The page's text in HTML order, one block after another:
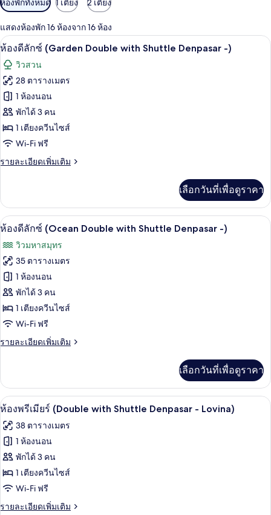
กรอง
ที่
มี
ให้
สำหรับ
ห้อง
พัก
ห้องพักทั้งหมด 1 เตียง 2 เตียง
แสดงห้องพัก 16 ห้องจาก 16 ห้อง
เปิด
ภาพถ่าย
ทั้งหมด
ของ
ห้อง
ดี
ลัก
ซ์
with
Shuttle
Denpasar
-)
มินิบาร์, ตู้นิรภัยในห้องพัก, โต๊ะทำงาน,
10
ห้องดีลักซ์ (Garden Double with Shuttle Denpasar -)
วิวสวน
28 ตารางเมตร
1 ห้องนอน
พักได้ 3 คน
1 เตียงควีนไซส์
Wi-Fi ฟรี
รายละเอียดเพิ่มเติม
ราย
เกี่ยว
กับ
ห้อง
ลัก
ซ์
(Garden
Double
with
Shuttle
Denpasar
-)
เลือกวันที่เพื่อดูราคา
เปิด
ภาพถ่าย
ทั้งหมด
ของ
ห้อง
ดี
ลัก
ซ์
with
Shuttle
Denpasar
-)
มินิบาร์, ตู้นิรภัยในห้องพัก, โต๊ะทำงาน,
10
ห้องดีลักซ์ (Ocean Double with Shuttle Denpasar -)
วิวมหาสมุทร
35 ตารางเมตร
1 ห้องนอน
พักได้ 3 คน
1 เตียงควีนไซส์
Wi-Fi ฟรี
รายละเอียดเพิ่มเติม
ราย
เกี่ยว
กับ
ห้อง
ลัก
ซ์
(Ocean
Double
with
Shuttle
Denpasar
-)
เลือกวันที่เพื่อดูราคา
เปิด
ภาพถ่าย
ทั้งหมด
ของ
ห้อง
พรีเมียร์
(Double
มินิบาร์, ตู้นิรภัยในห้องพัก, โต๊ะทำงาน,
8
ห้องพรีเมียร์ (Double with Shuttle Denpasar - Lovina)
38 ตารางเมตร
1 ห้องนอน
พักได้ 3 คน
1 เตียงควีนไซส์
Wi-Fi ฟรี
รายละเอียดเพิ่มเติม
ราย